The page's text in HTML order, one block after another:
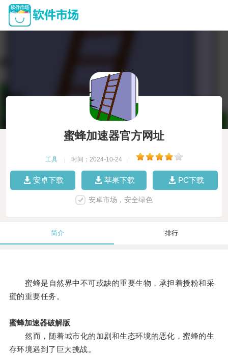
蜜蜂加速器官方网址
工具 时间：2024-10-24
安卓下载 苹果下载 PC下载
安卓市场，安全绿色
简介 排行
蜜蜂是自然界中不可或缺的重要生物，承担着授粉和采
蜜的重要任务。
蜜蜂加速器破解版
然而，随着城市化的加剧和生态环境的恶化，蜜蜂的生
存环境遇到了巨大挑战。